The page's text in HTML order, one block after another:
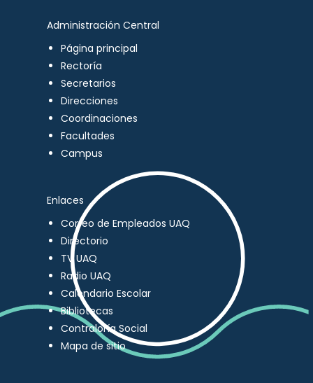
Administración Central
Página principal
Rectoría
Secretarios
Direcciones
Coordinaciones
Facultades
Campus
Enlaces
Correo de Empleados UAQ
Directorio
TV UAQ
Radio UAQ
Calendario Escolar
Bibliotecas
Contraloría Social
Mapa de sitio